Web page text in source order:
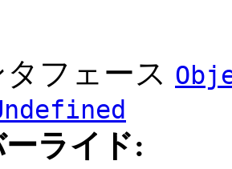
フェース
ライド: